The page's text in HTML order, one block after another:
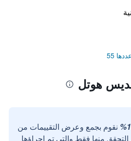
55
هوتل
نقوم بجمع وعرض التقييمات من
منها فقط والتي تم إجراؤها